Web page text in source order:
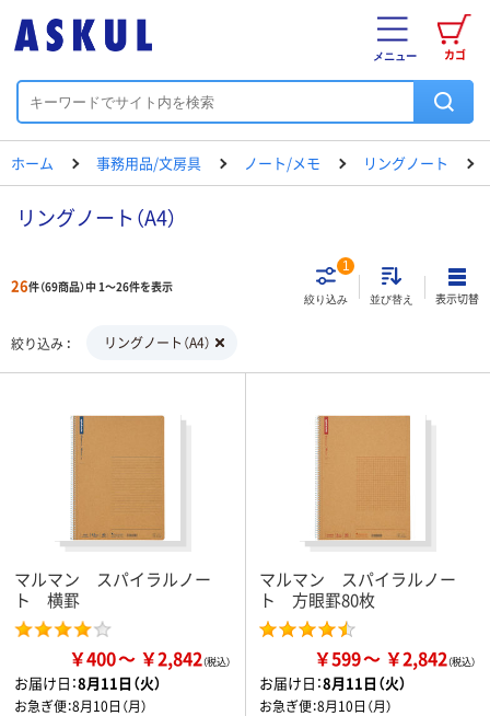
カゴ
メニュー
ホーム 事務用品/文房具 ノート/メモ リングノート
リングノート（A4）
26件（69商品）中 1～26件を表示
絞り込み
1
並び替え 表示切替
絞り込み リングノート（A4）
マルマン スパイラルノー
ト 横罫
￥400 ￥2,842
お届け日：8月11日（火）
お急ぎ便：8月10日（月）
マルマン スパイラルノー
ト 方眼罫80枚
￥599 ￥2,842
お届け日：8月11日（火）
お急ぎ便：8月10日（月）